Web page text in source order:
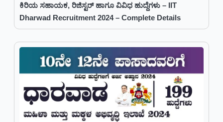
ಕಿರಿಯ ಸಹಾಯಕ, ರಿಜಿಸ್ಟರ್ ಹಾಗೂ ವಿವಿಧ ಹುದ್ದೆಗಳು – IIT
Dharwad Recruitment 2024 – Complete Details